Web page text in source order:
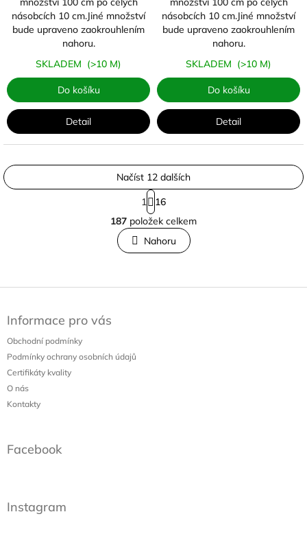
násobcích 10 cm.Jiné množství
bude upraveno zaokrouhlením
nahoru.
SKLADEM (>10 M)
Do košíku
Detail
násobcích 10 cm.Jiné množství
bude upraveno zaokrouhlením
nahoru.
SKLADEM (>10 M)
Do košíku
Detail
O
v
l
á
c
Načíst 12 dalších
S
t
r
á
n
k
á
1
16
187 položek celkem
Nahoru
a
Informace pro vás
Obchodní podmínky
Podmínky ochrany osobních údajů
Certifikáty kvality
O nás
Kontakty
Facebook
Instagram